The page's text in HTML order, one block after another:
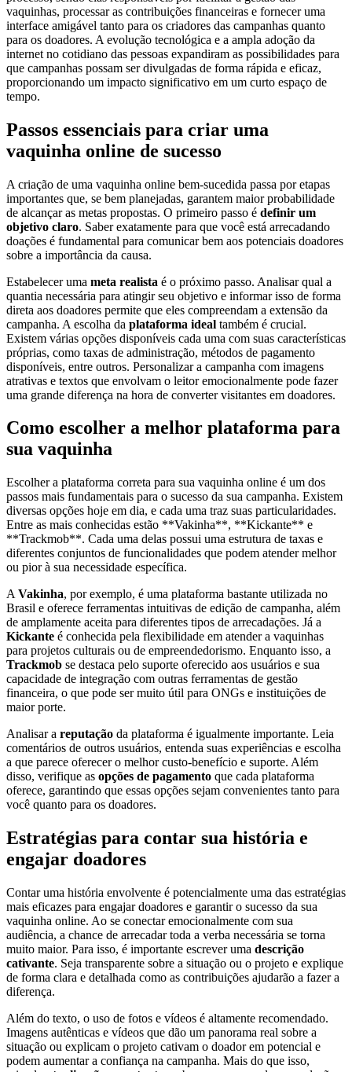
vaquinhas, processar as contribuições financeiras e fornecer uma
interface amigável tanto para os criadores das campanhas quanto
para os doadores. A evolução tecnológica e a ampla adoção da
internet no cotidiano das pessoas expandiram as possibilidades para
que campanhas possam ser divulgadas de forma rápida e eficaz,
proporcionando um impacto significativo em um curto espaço de
tempo.
Passos essenciais para criar uma
vaquinha online de sucesso
A criação de uma vaquinha online bem-sucedida passa por etapas
importantes que, se bem planejadas, garantem maior probabilidade
de alcançar as metas propostas. O primeiro passo é definir um
objetivo claro. Saber exatamente para que você está arrecadando
doações é fundamental para comunicar bem aos potenciais doadores
sobre a importância da causa.
Estabelecer uma meta realista é o próximo passo. Analisar qual a
quantia necessária para atingir seu objetivo e informar isso de forma
direta aos doadores permite que eles compreendam a extensão da
campanha. A escolha da plataforma ideal também é crucial.
Existem várias opções disponíveis cada uma com suas características
próprias, como taxas de administração, métodos de pagamento
disponíveis, entre outros. Personalizar a campanha com imagens
atrativas e textos que envolvam o leitor emocionalmente pode fazer
uma grande diferença na hora de converter visitantes em doadores.
Como escolher a melhor plataforma para
sua vaquinha
Escolher a plataforma correta para sua vaquinha online é um dos
passos mais fundamentais para o sucesso da sua campanha. Existem
diversas opções hoje em dia, e cada uma traz suas particularidades.
Entre as mais conhecidas estão **Vakinha**, **Kickante** e
**Trackmob**. Cada uma delas possui uma estrutura de taxas e
diferentes conjuntos de funcionalidades que podem atender melhor
ou pior à sua necessidade específica.
A Vakinha, por exemplo, é uma plataforma bastante utilizada no
Brasil e oferece ferramentas intuitivas de edição de campanha, além
de amplamente aceita para diferentes tipos de arrecadações. Já a
Kickante é conhecida pela flexibilidade em atender a vaquinhas
para projetos culturais ou de empreendedorismo. Enquanto isso, a
Trackmob se destaca pelo suporte oferecido aos usuários e sua
capacidade de integração com outras ferramentas de gestão
financeira, o que pode ser muito útil para ONGs e instituições de
maior porte.
Analisar a reputação da plataforma é igualmente importante. Leia
comentários de outros usuários, entenda suas experiências e escolha
a que parece oferecer o melhor custo-benefício e suporte. Além
disso, verifique as opções de pagamento que cada plataforma
oferece, garantindo que essas opções sejam convenientes tanto para
você quanto para os doadores.
Estratégias para contar sua história e
engajar doadores
Contar uma história envolvente é potencialmente uma das estratégias
mais eficazes para engajar doadores e garantir o sucesso da sua
vaquinha online. Ao se conectar emocionalmente com sua
audiência, a chance de arrecadar toda a verba necessária se torna
muito maior. Para isso, é importante escrever uma descrição
cativante. Seja transparente sobre a situação ou o projeto e explique
de forma clara e detalhada como as contribuições ajudarão a fazer a
diferença.
Além do texto, o uso de fotos e vídeos é altamente recomendado.
Imagens autênticas e vídeos que dão um panorama real sobre a
situação ou explicam o projeto cativam o doador em potencial e
podem aumentar a confiança na campanha. Mais do que isso,